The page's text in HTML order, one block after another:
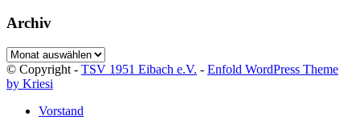
Archiv
Archiv
© Copyright - TSV 1951 Eibach e.V. - Enfold WordPress Theme
by Kriesi
Vorstand